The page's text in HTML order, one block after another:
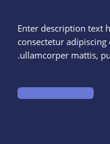
Enter description
consectetur
ullamcorper mattis,
START LEARNING